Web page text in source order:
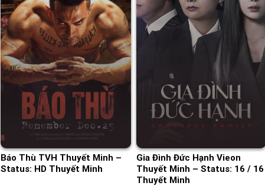
Báo Thù TVH Thuyết Minh –
Status: HD Thuyết Minh
Gia Đình Đức Hạnh Vieon
Thuyết Minh – Status: 16 / 16
Thuyết Minh